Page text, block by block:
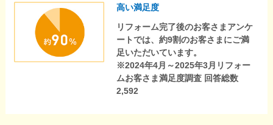
高い満足度
リフォーム完了後のお客さまアンケ
ートでは、約9割のお客さまにご満
足いただいています。
※2024年4月～2025年3月リフォー
ムお客さま満足度調査 回答総数
2,592